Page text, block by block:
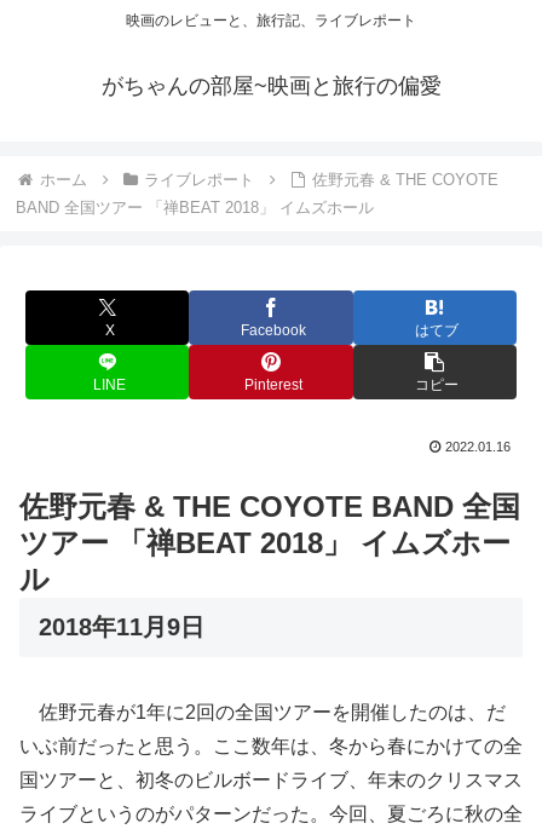
映画のレビューと、旅行記、ライブレポート
がちゃんの部屋~映画と旅行の偏愛
ホーム ライブレポート
佐野元春 & THE COYOTE
BAND 全国ツアー 「禅BEAT 2018」 イムズホール
X Facebook はてブ
LINE Pinterest コピー
2022.01.16
佐野元春 & THE COYOTE BAND 全国
ツアー 「禅BEAT 2018」 イムズホー
ル
2018年11月9日
佐野元春が1年に2回の全国ツアーを開催したのは、だ
いぶ前だったと思う。ここ数年は、冬から春にかけての全
国ツアーと、初冬のビルボードライブ、年末のクリスマス
ライブというのがパターンだった。今回、夏ごろに秋の全